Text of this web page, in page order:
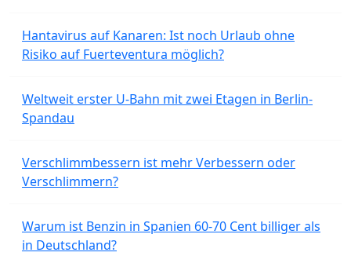
Hantavirus auf Kanaren: Ist noch Urlaub ohne
Risiko auf Fuerteventura möglich?
Weltweit erster U-Bahn mit zwei Etagen in Berlin-
Spandau
Verschlimmbessern ist mehr Verbessern oder
Verschlimmern?
Warum ist Benzin in Spanien 60-70 Cent billiger als
in Deutschland?